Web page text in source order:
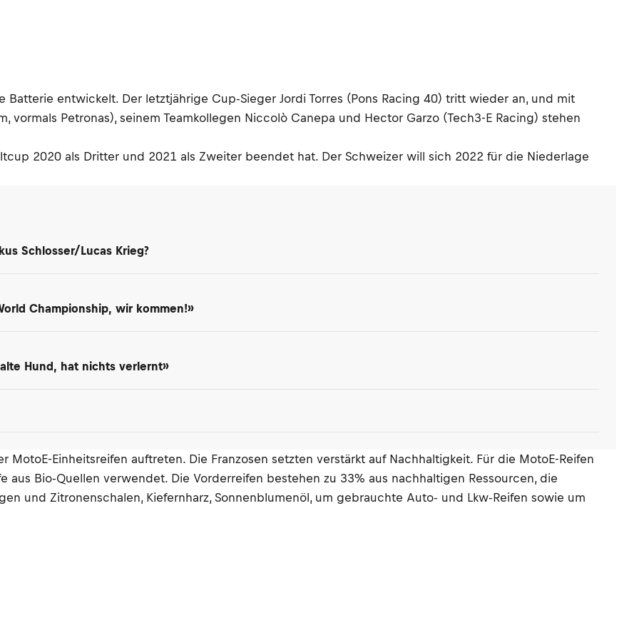
Batterie entwickelt. Der letztjährige Cup-Sieger Jordi Torres (Pons Racing 40) tritt wieder an, und mit
vormals Petronas), seinem Teamkollegen Niccolò Canepa und Hector Garzo (Tech3-E Racing) stehen
2020 als Dritter und 2021 als Zweiter beendet hat. Der Schweizer will sich 2022 für die Niederlage
Schlosser/Lucas Krieg?
Championship, wir kommen!»
Hund, hat nichts verlernt»
Einheitsreifen auftreten. Die Franzosen setzten verstärkt auf Nachhaltigkeit. Für die MotoE-Reifen
Bio-Quellen verwendet. Die Vorderreifen bestehen zu 33% aus nachhaltigen Ressourcen, die
und Zitronenschalen, Kiefernharz, Sonnenblumenöl, um gebrauchte Auto- und Lkw-Reifen sowie um